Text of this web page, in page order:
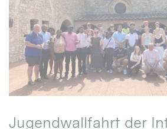
Jugendwallfahrt der